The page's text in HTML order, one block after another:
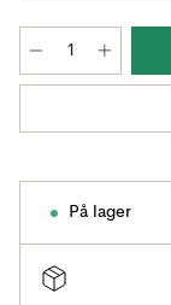
På lager